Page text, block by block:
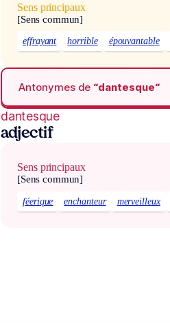
Sens principaux
[Sens commun]
effrayant horrible épouvantable
Antonymes de “dantesque“
dantesque
adjectif
Sens principaux
[Sens commun]
féerique enchanteur merveilleux